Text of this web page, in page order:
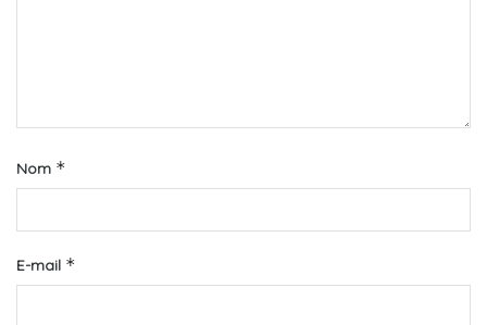
Nom *
E-mail *